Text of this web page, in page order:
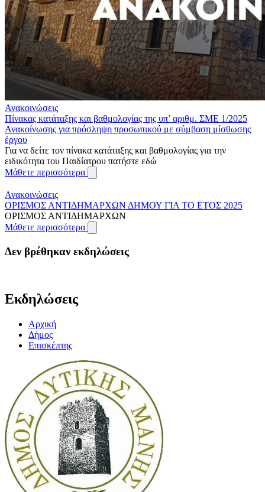
Ανακοινώσεις
Πίνακας κατάταξης και βαθμολογίας της υπ’ αριθμ. ΣΜΕ 1/2025
Ανακοίνωσης για πρόσληψη προσωπικού με σύμβαση μίσθωσης
έργου
Για να δείτε τον πίνακα κατάταξης και βαθμολογίας για την
ειδικότητα του Παιδίατρου πατήστε εδώ
Μάθετε περισσότερα
Ανακοινώσεις
ΟΡΙΣΜΟΣ ΑΝΤΙΔΗΜΑΡΧΩΝ ΔΗΜΟΥ ΓΙΑ ΤΟ ΕΤΟΣ 2025
ΟΡΙΣΜΟΣ ΑΝΤΙΔΗΜΑΡΧΩΝ
Μάθετε περισσότερα
Δεν βρέθηκαν εκδηλώσεις
Εκδηλώσεις
Αρχική
Δήμος
Επισκέπτης